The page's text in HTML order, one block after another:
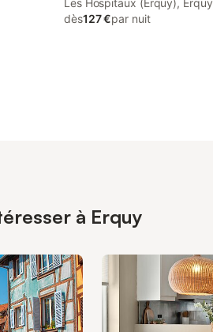
Les Hospitaux (Erquy), Erquy
dès127 €par nuit
à Erquy